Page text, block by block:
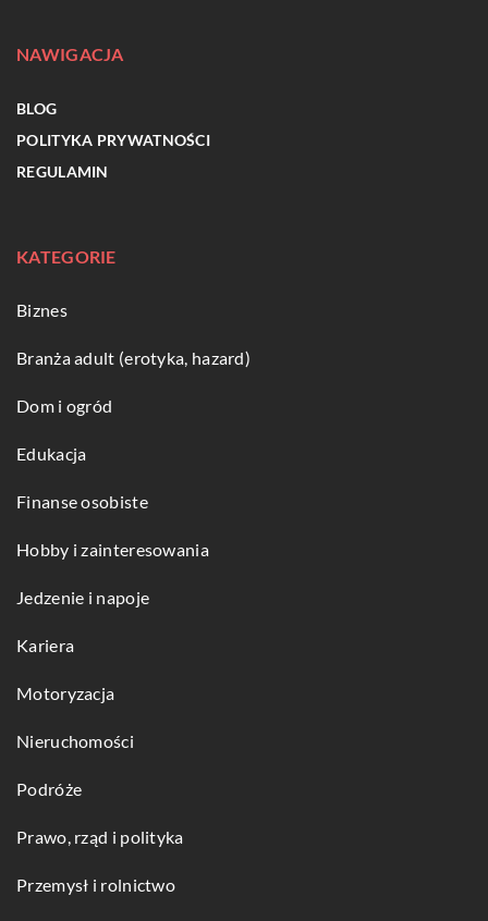
NAWIGACJA
BLOG
POLITYKA PRYWATNOŚCI
REGULAMIN
KATEGORIE
Biznes
Branża adult (erotyka, hazard)
Dom i ogród
Edukacja
Finanse osobiste
Hobby i zainteresowania
Jedzenie i napoje
Kariera
Motoryzacja
Nieruchomości
Podróże
Prawo, rząd i polityka
Przemysł i rolnictwo